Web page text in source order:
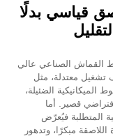
قياسي بدلًا
القماش الصناعي عالي
تشغيل معتدلة، مثل
(-١٠°م إلى ٥٠°م)، والضغوط الميكانيكية الضئيلة،
قصير. أما
المتطلبة فيُعرّض
مبكرًا، وتدهور